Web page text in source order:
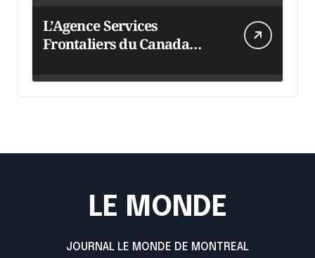
L’Agence Services
Frontaliers du Canada
LE MONDE
JOURNAL LE MONDE DE MONTREAL